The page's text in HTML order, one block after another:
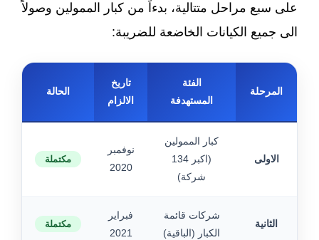
على سبع مراحل متتالية، بدءاً من كبار الممولين وصولاً
الى جميع الكيانات الخاضعة للضريبة:
المرحلة
الفئة
المستهدفة
تاريخ
الالزام
الحالة
الاولى
كبار الممولين
(اكبر 134
شركة)
نوفمبر
2020
مكتملة
الثانية
شركات قائمة
الكبار (الباقية)
فبراير
2021
مكتملة